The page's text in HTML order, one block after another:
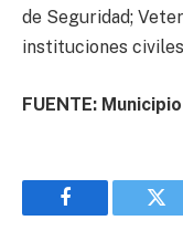
de Seguridad;
instituciones
FUENTE:
Facebook